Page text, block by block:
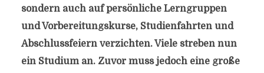
sondern auch auf persönliche Lerngruppen
und Vorbereitungskurse, Studienfahrten und
Abschlussfeiern verzichten. Viele streben nun
ein Studium an. Zuvor muss jedoch eine große